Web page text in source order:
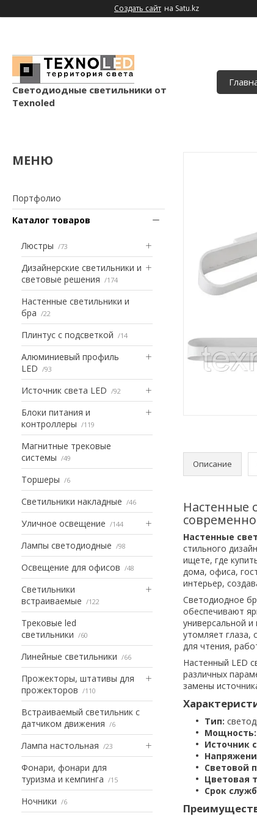
Создать сайт на Satu.kz
Светодиодные светильники от
Texnoled
Портфолио
Каталог товаров
Люстры 73
Дизайнерские светильники и
световые решения
174
Настенные светильники и
бра
22
Плинтус с подсветкой 14
Алюминиевый профиль
LED
93
Источник света LED 92
Блоки питания и
контроллеры
119
Магнитные трековые
системы
49
Торшеры 6
Светильники накладные 46
Уличное освещение 144
Лампы светодиодные 98
Освещение для офисов 48
Светильники
встраиваемые
122
Трековые led
светильники
60
Линейные светильники 66
Прожекторы, штативы для
прожекторов
110
Встраиваемый светильник с
датчиком движения
6
Лампа настольная 23
Фонари, фонари для
туризма и кемпинга
15
Ночники 6
Описание
Настенные
Настенные
стильного
ищете, где
дома, офиса,
интерьер,
Светодиодное
обеспечивают
универсальной
утомляет глаза,
для чтения,
Настенный LED
различных
замены
Тип:
Мощность:
Источник
Световой
Цветовая
Срок